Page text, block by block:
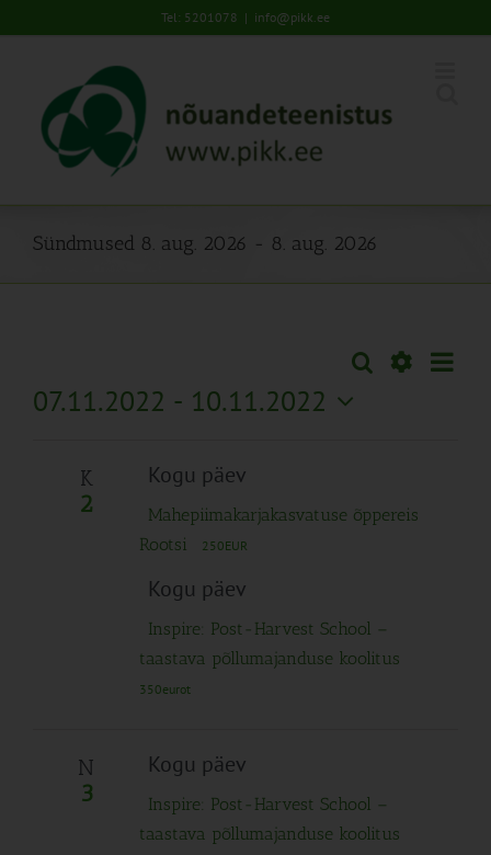
to
Tel: 5201078 | info@pikk.ee
Sündmused 8. aug. 2026 - 8. aug. 2026
Sündmused
Search
Otsi
07.11.2022 - 10.11.2022
kuupäev.
K
2
Kogu päev
Mahepiimakarjakasvatuse õppereis
Rootsi
250EUR
Kogu päev
Inspire: Post-Harvest School –
taastava põllumajanduse koolitus
350eurot
N
3
Kogu päev
Inspire: Post-Harvest School –
taastava põllumajanduse koolitus